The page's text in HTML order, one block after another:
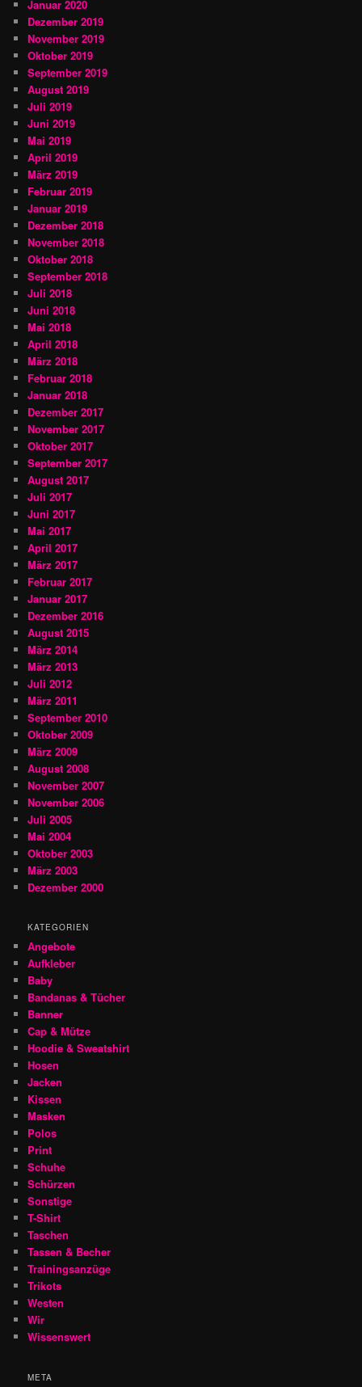
Januar 2020
Dezember 2019
November 2019
Oktober 2019
September 2019
August 2019
Juli 2019
Juni 2019
Mai 2019
April 2019
März 2019
Februar 2019
Januar 2019
Dezember 2018
November 2018
Oktober 2018
September 2018
Juli 2018
Juni 2018
Mai 2018
April 2018
März 2018
Februar 2018
Januar 2018
Dezember 2017
November 2017
Oktober 2017
September 2017
August 2017
Juli 2017
Juni 2017
Mai 2017
April 2017
März 2017
Februar 2017
Januar 2017
Dezember 2016
August 2015
März 2014
März 2013
Juli 2012
März 2011
September 2010
Oktober 2009
März 2009
August 2008
November 2007
November 2006
Juli 2005
Mai 2004
Oktober 2003
März 2003
Dezember 2000
KATEGORIEN
Angebote
Aufkleber
Baby
Bandanas & Tücher
Banner
Cap & Mütze
Hoodie & Sweatshirt
Hosen
Jacken
Kissen
Masken
Polos
Print
Schuhe
Schürzen
Sonstige
T-Shirt
Taschen
Tassen & Becher
Trainingsanzüge
Trikots
Westen
Wir
Wissenswert
META